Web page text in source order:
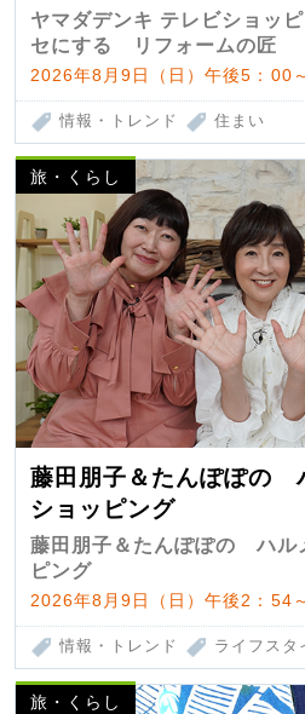
匠 第7弾
ヤマダデンキ テレビショッ
セにする リフォームの匠
2026年8月9日（日）午後5：00
情報・トレンド 住まい
旅・くらし
藤田朋子＆たんぽぽの
ショッピング
藤田朋子＆たんぽぽの ハル
ピング
2026年8月9日（日）午後2：54
情報・トレンド ライフスタ
旅・くらし